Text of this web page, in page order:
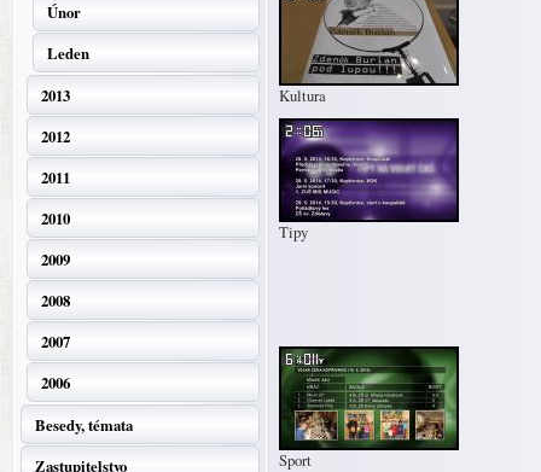
Únor
Leden
2013
2012
2011
2010
2009
2008
2007
2006
Besedy, témata
Zastupitelstvo
Kultura
Tipy
Sport